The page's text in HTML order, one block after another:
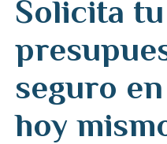
Solicita tu
seguro
hoy